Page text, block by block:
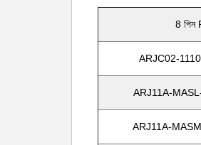
8 পিন
ARJC02-
ARJ11A-
ARJ11A-